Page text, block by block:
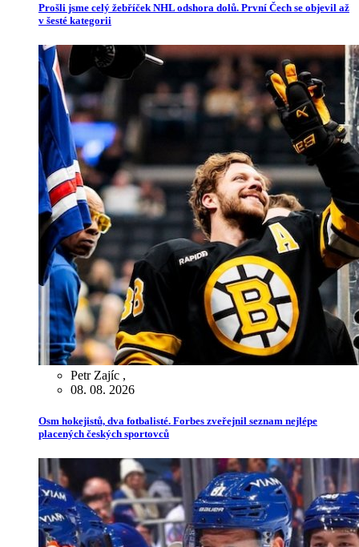
Prošli jsme celý žebříček NHL odshora dolů. První Čech se objevil až
v šesté kategorii
Petr Zajíc ,
08. 08. 2026
Osm hokejistů, dva fotbalisté. Forbes zveřejnil seznam nejlépe
placených českých sportovců